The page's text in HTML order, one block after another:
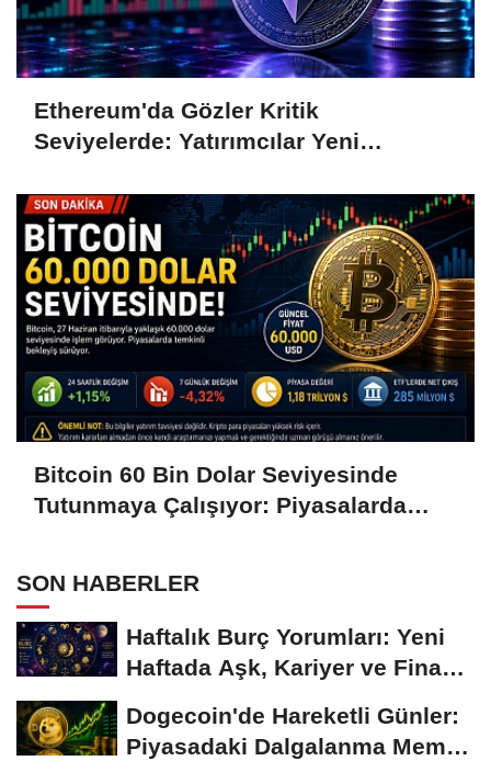
Ethereum'da Gözler Kritik
Seviyelerde: Yatırımcılar Yeni
Bitcoin 60 Bin Dolar Seviyesinde
Tutunmaya Çalışıyor: Piyasalarda
SON HABERLER
Haftalık Burç Yorumları: Yeni
Haftada Aşk, Kariyer ve Finans
Dogecoin'de Hareketli Günler:
Piyasadaki Dalgalanma Meme